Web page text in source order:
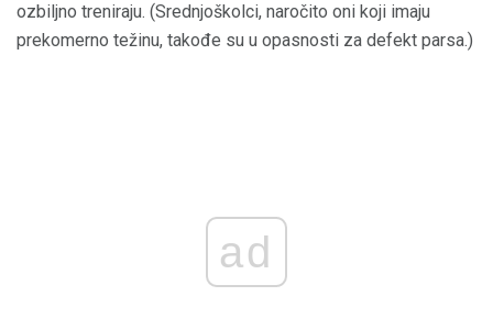
ozbiljno treniraju. (Srednjoškolci, naročito oni koji imaju
prekomerno težinu, takođe su u opasnosti za defekt parsa.)
ad